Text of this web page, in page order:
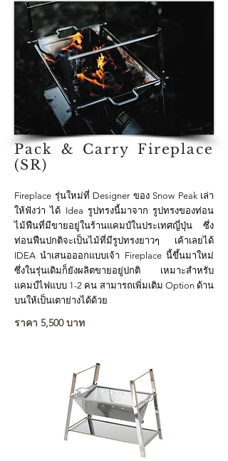
Pack & Carry Fireplace
(SR)
Fireplace รุ่นใหม่ที่ Designer ของ Snow Peak เล่า
ให้ฟังว่า ได้ Idea รูปทรงนี้มาจาก รูปทรงของท่อน
ไม้ฟืนที่มีขายอยู่ในร้านแคมป์ในประเทศญี่ปุ่น ซึ่ง
ท่อนฟืนปกติจะเป็นไม้ที่มีรูปทรงยาวๆ เค้าเลยได้
IDEA นำเสนอออกแบบเจ้า Fireplace นี้ขึ้นมาใหม่
ซึ่งในรุ่นเดิมก็ยังผลิตขายอยู่ปกติ เหมาะสำหรับ
แคมป์ไฟแบบ 1-2 คน สามารถเพิ่มเติม Option ด้าน
บนให้เป็นเตาย่างได้ด้วย
ราคา 5,500 บาท